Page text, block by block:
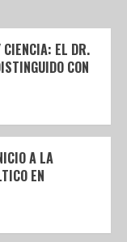
CIENCIA: EL DR.
CON
A LA
EN